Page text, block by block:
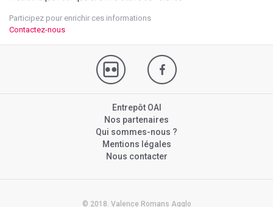
Participez pour enrichir ces informations
Contactez-nous
Entrepôt OAI
Nos partenaires
Qui sommes-nous ?
Mentions légales
Nous contacter
© 2018. Valence Romans Agglo